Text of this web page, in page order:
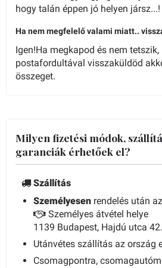
hogy talán éppen jó helyen jársz...!
Ha nem megfelelő valami miatt..
Igen!Ha megkapod és nem tetszik,
postafordultával visszaküldöd
összeget.
Milyen fizetési módok,
garanciák érhetőek el?
Szállítás
Személyesen rendelés után
Személyes átvétel helye
1139 Budapest, Hajdú utca 42.
Utánvétes szállítás az ország
Csomagpontra,